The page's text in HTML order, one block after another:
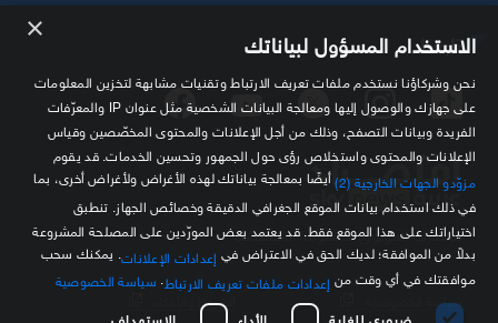
تابعنا
مصدرك الموثوق للمعلومة الاقتصادية
سياسة الخصوصية الشروط والأحكام
× الاستخدام المسؤول لبياناتك
نحن وشركاؤنا نستخدم ملفات تعريف الارتباط وتقنيات مشابهة لتخزين المعلومات
على جهازك والوصول إليها ومعالجة البيانات الشخصية مثل عنوان IP والمعرّفات
الفريدة وبيانات التصفح، وذلك من أجل الإعلانات والمحتوى المخصّصين وقياس
الإعلانات والمحتوى واستخلاص رؤى حول الجمهور وتحسين الخدمات. قد يقوم
مزوّدو الجهات الخارجية (2)
أيضًا بمعالجة بياناتك لهذه الأغراض ولأغراض أخرى، بما
في ذلك استخدام بيانات الموقع الجغرافي الدقيقة وخصائص الجهاز. تنطبق
اختياراتك على هذا الموقع فقط. قد يعتمد بعض المورّدين على المصلحة المشروعة
بدلاً من الموافقة؛ لديك الحق في الاعتراض في إعدادات الإعلانات . يمكنك سحب
موافقتك في أي وقت من إعدادات ملفات تعريف الارتباط سياسة الخصوصية
ضروري للغاية
الأداء الاستهداف